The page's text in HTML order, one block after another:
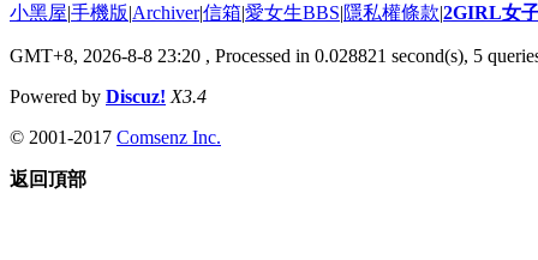
小黑屋|手機版|Archiver|信箱|愛女生BBS|隱私權條款|2GIRL女
GMT+8, 2026-8-8 23:20 , Processed in 0.028821 second(s), 5
Powered by Discuz! X3.4
© 2001-2017 Comsenz Inc.
返回頂部